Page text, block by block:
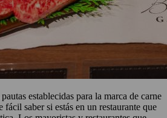
establecidas para la marca de carne
fácil saber si estás en un restaurante que